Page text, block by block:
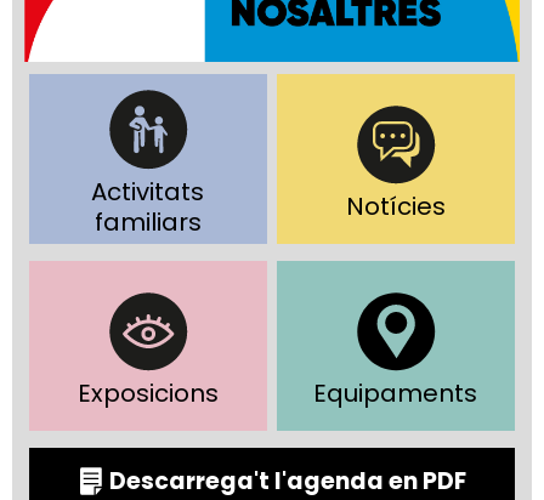
Activitats
familiars
Notícies
Exposicions Equipaments
Descarrega't l'agenda en PDF